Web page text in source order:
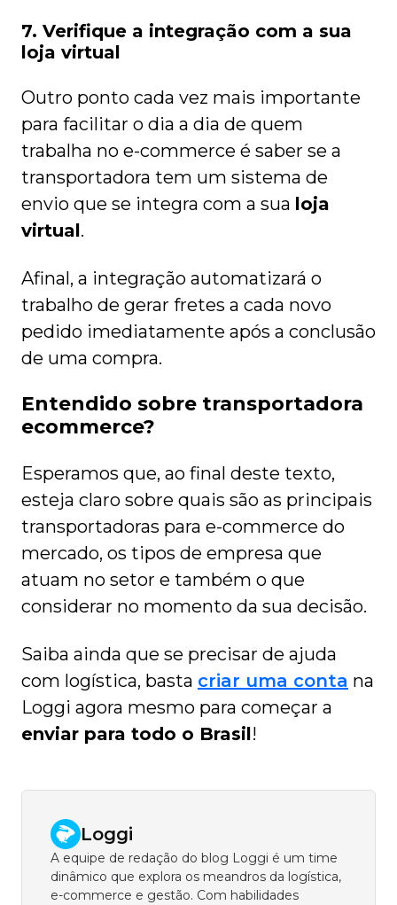
7. Verifique a integração com a sua
loja virtual
Outro ponto cada vez mais importante
para facilitar o dia a dia de quem
trabalha no e-commerce é saber se a
transportadora tem um sistema de
envio que se integra com a sua loja
virtual.
Afinal, a integração automatizará o
trabalho de gerar fretes a cada novo
pedido imediatamente após a conclusão
de uma compra.
Entendido sobre transportadora
ecommerce?
Esperamos que, ao final deste texto,
esteja claro sobre quais são as principais
transportadoras para e-commerce do
mercado, os tipos de empresa que
atuam no setor e também o que
considerar no momento da sua decisão.
Saiba ainda que se precisar de ajuda
com logística, basta criar uma conta na
Loggi agora mesmo para começar a
enviar para todo o Brasil!
Loggi
A equipe de redação do blog Loggi é um time
dinâmico que explora os meandros da logística,
e-commerce e gestão. Com habilidades